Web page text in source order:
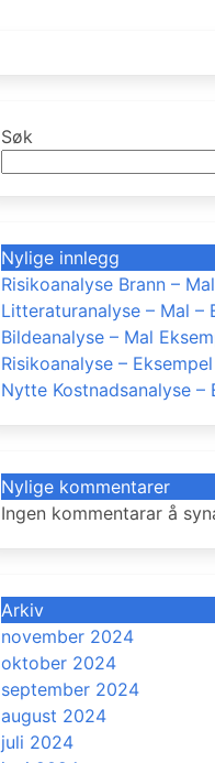
Søk
Nylige innlegg
Risikoanalyse Brann –
Litteraturanalyse – Mal –
Bildeanalyse – Mal
Risikoanalyse –
Nytte Kostnadsanalyse –
Nylige kommentarer
Ingen kommentarar å
Arkiv
november 2024
oktober 2024
september 2024
august 2024
juli 2024